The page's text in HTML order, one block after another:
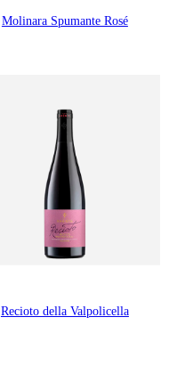
Molinara Spumante Rosé
Recioto della Valpolicella